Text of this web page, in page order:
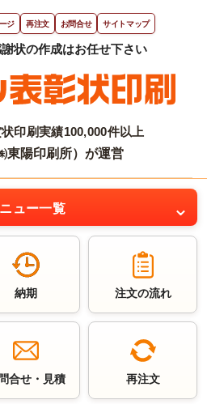
ジ 再注文 お問合せ サイトマップ
印刷実績100,000件以上
東陽印刷所）が運営
ュー一覧
納期 注文の流れ
合せ・見積 再注文